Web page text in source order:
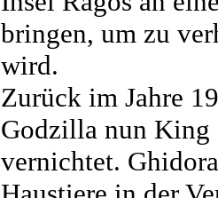
bringen, um zu
wird.
Zurück im Jahre
Godzilla nun King
vernichtet.